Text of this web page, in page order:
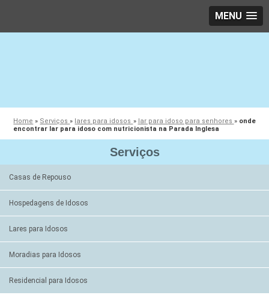
MENU
Home » Serviços» lares para idosos » lar para idoso para senhores » onde
encontrar lar para idoso com nutricionista na Parada Inglesa
Serviços
Casas de Repouso
Hospedagens de Idosos
Lares para Idosos
Moradias para Idosos
Residencial para Idosos